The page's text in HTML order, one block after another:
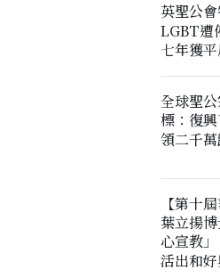
英聖公
LGBT遭
七年獲
全球聖
標：復興
領二千
【第十
葉立揚
心宣教
活出和